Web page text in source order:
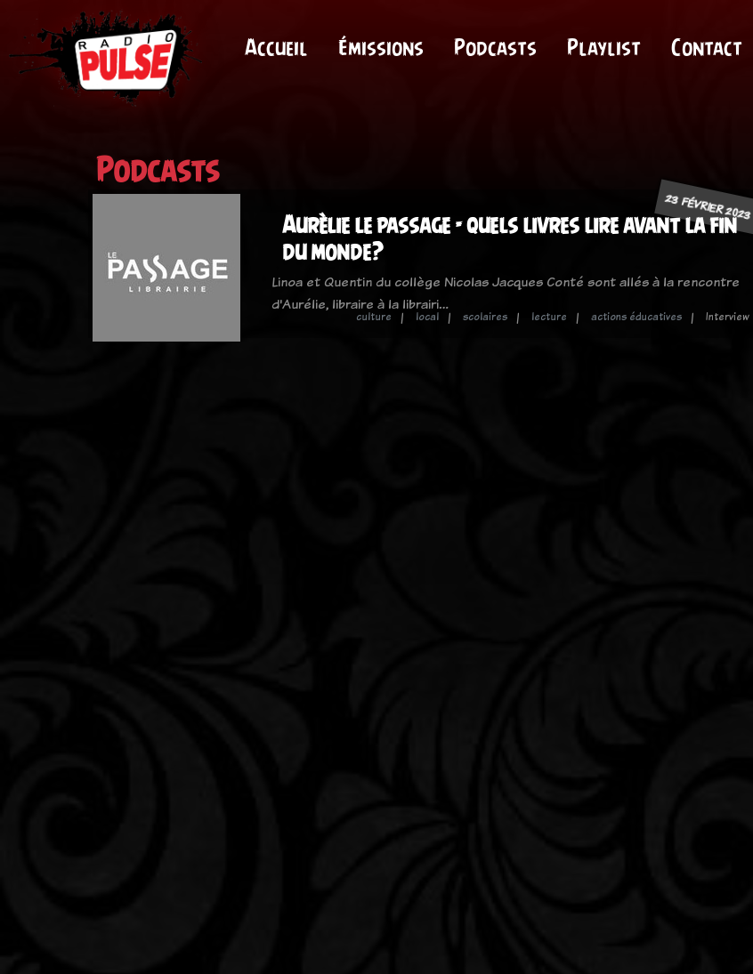
Accueil Émissions Podcasts Playlist Contact
Podcasts
23 FÉVRIER 2023
Aurèlie le passage - quels livres lire avant la fin
du monde?
Linoa et Quentin du collège Nicolas Jacques Conté sont allés à la rencontre
d'Aurélie, libraire à la librairi…
culture local scolaires lecture actions éducatives Interview